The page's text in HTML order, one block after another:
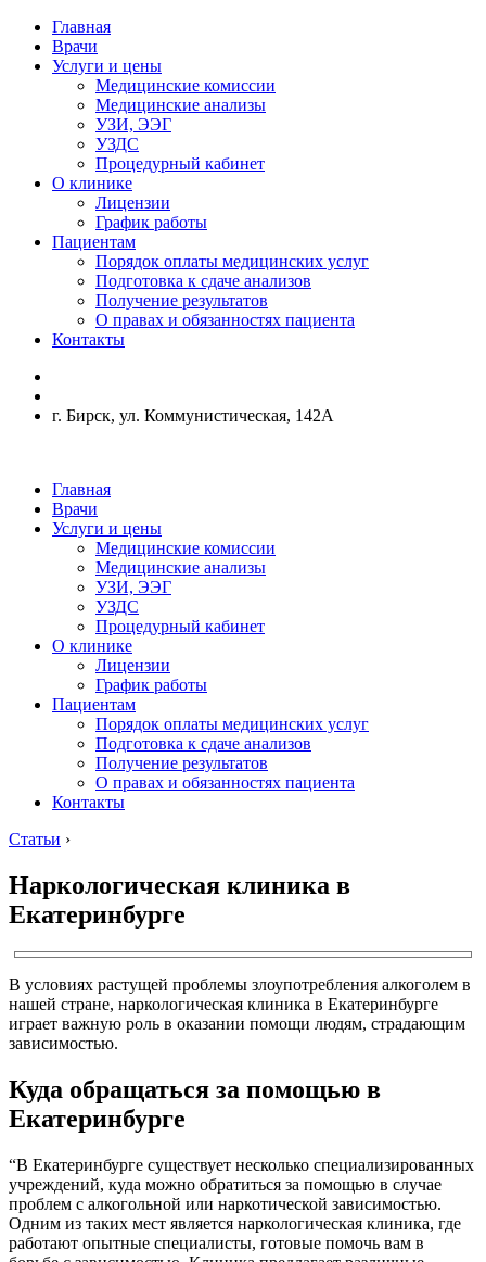
Главная
Врачи
Услуги и цены
Медицинские комиссии
Медицинские анализы
УЗИ, ЭЭГ
УЗДС
Процедурный кабинет
О клинике
Лицензии
График работы
Пациентам
Порядок оплаты медицинских услуг
Подготовка к сдаче анализов
Получение результатов
О правах и обязанностях пациента
Контакты
г. Бирск, ул. Коммунистическая, 142А
Главная
Врачи
Услуги и цены
Медицинские комиссии
Медицинские анализы
УЗИ, ЭЭГ
УЗДС
Процедурный кабинет
О клинике
Лицензии
График работы
Пациентам
Порядок оплаты медицинских услуг
Подготовка к сдаче анализов
Получение результатов
О правах и обязанностях пациента
Контакты
Статьи ›
Наркологическая клиника в
Екатеринбурге
В условиях растущей проблемы злоупотребления алкоголем в
нашей стране, наркологическая клиника в Екатеринбурге
играет важную роль в оказании помощи людям, страдающим
зависимостью.
Куда обращаться за помощью в
Екатеринбурге
“В Екатеринбурге существует несколько специализированных
учреждений, куда можно обратиться за помощью в случае
проблем с алкогольной или наркотической зависимостью.
Одним из таких мест является наркологическая клиника, где
работают опытные специалисты, готовые помочь вам в